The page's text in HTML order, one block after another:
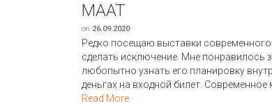
MAAT
on 26.09.2020
Редко посещаю выставки современного
сделать исключение. Мне
любопытно узнать его планировку
деньгах на входной билет. Современное
Read More